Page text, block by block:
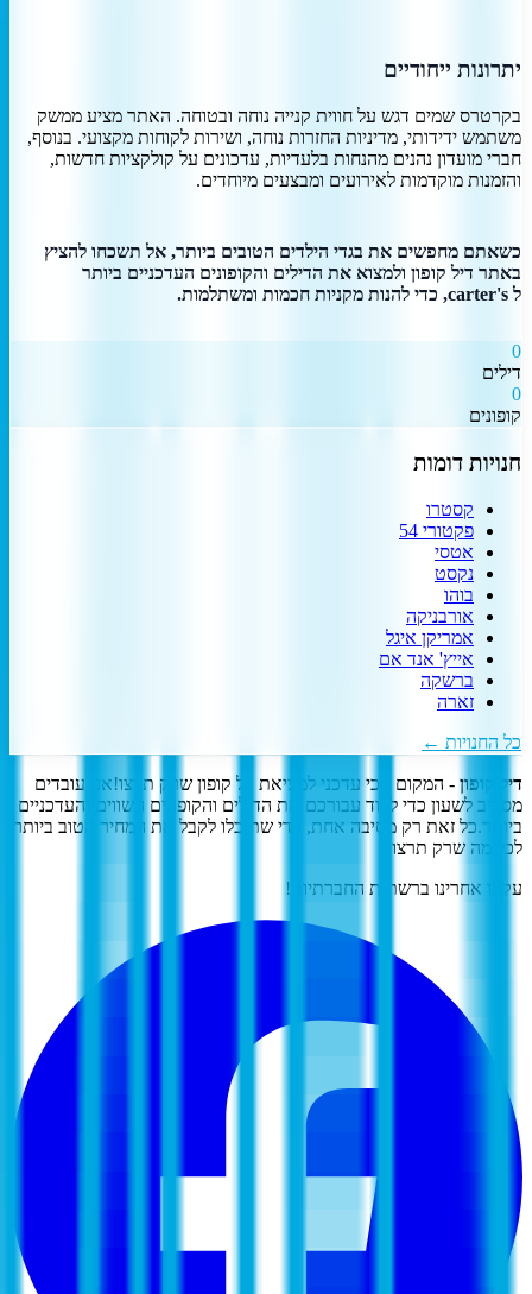
יתרונות ייחודיים
בקרטרס שמים דגש על חווית קנייה נוחה ובטוחה. האתר מציע ממשק
משתמש ידידותי, מדיניות החזרות נוחה, ושירות לקוחות מקצועי. בנוסף,
חברי מועדון נהנים מהנחות בלעדיות, עדכונים על קולקציות חדשות,
והזמנות מוקדמות לאירועים ומבצעים מיוחדים.
כשאתם מחפשים את בגדי הילדים הטובים ביותר, אל תשכחו להציץ
באתר דיל קופון ולמצוא את הדילים והקופונים העדכניים ביותר
ל carter's, כדי להנות מקניות חכמות ומשתלמות.
0
דילים
0
קופונים
חנויות דומות
קסטרו
פקטורי 54
אטסי
נקסט
בוהו
אורבניקה
אמריקן איגל
אייץ' אנד אם
ברשקה
זארה
כל החנויות ←
דיל קופון - המקום הכי עדכני למציאת כל קופון שרק תרצו!אנו עובדים
מסביב לשעון כדי לצוד עבורכם את הדילים והקופונים השווים והעדכניים
ביותר.כל זאת רק מסיבה אחת, כדי שתוכלו לקבל את המחיר הטוב ביותר
לכל מה שרק תרצו.
עקבו אחרינו ברשתות החברתיות!